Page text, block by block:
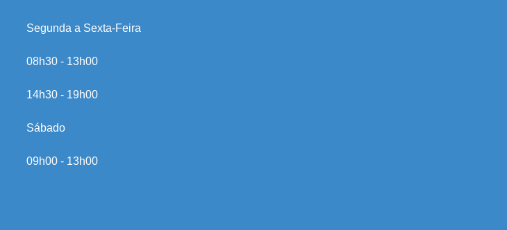
Segunda a Sexta-Feira
08h30 - 13h00
14h30 - 19h00
Sábado
09h00 - 13h00